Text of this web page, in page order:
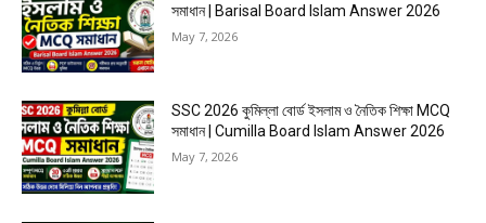
সমাধান | Barisal Board Islam Answer 2026
May 7, 2026
SSC 2026 কুমিল্লা বোর্ড ইসলাম ও নৈতিক শিক্ষা MCQ
সমাধান | Cumilla Board Islam Answer 2026
May 7, 2026